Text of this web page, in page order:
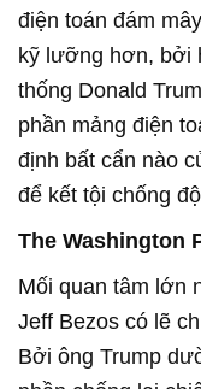
điện toán đám
kỹ lưỡng hơn, bởi
thống Donald
phần mảng điện
định bất cẩn nào
để kết tội chống
The Washington
Mối quan tâm lớn
Jeff Bezos có lẽ
Bởi ông Trump